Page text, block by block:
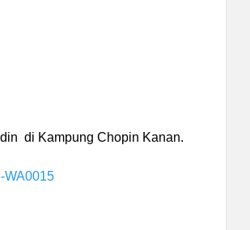
di Kampung Chopin Kanan.